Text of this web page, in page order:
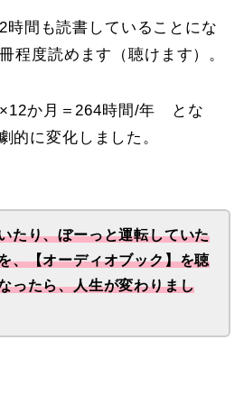
時間も読書していることにな
程度読めます（聴けます）。
か月＝264時間/年 とな
的に変化しました。
たり、ぼーっと運転していた
、【オーディオブック】を聴
ったら、人生が変わりまし